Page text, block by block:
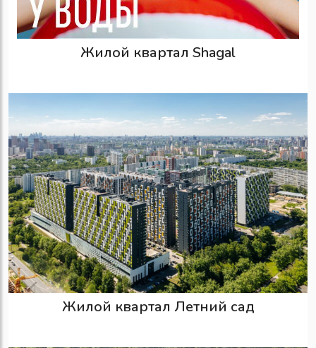
Жилой квартал Shagal
Жилой квартал Летний сад